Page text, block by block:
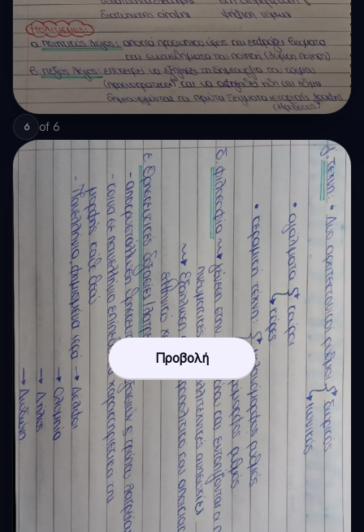
6 of 6
Προβολή